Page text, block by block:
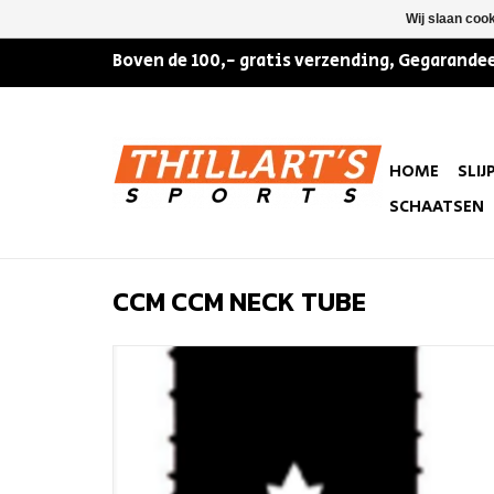
Boven de 100,- gratis verzending,
HOME
SCHAATSEN
CCM CCM NECK TUBE
Wij slaan